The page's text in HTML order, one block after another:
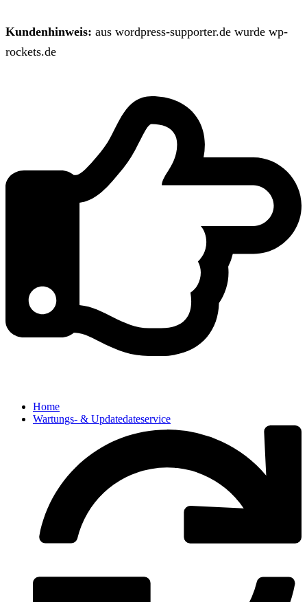
Kundenhinweis: aus wordpress-supporter.de wurde wp-
rockets.de
Home
Wartungs- & Updatedateservice